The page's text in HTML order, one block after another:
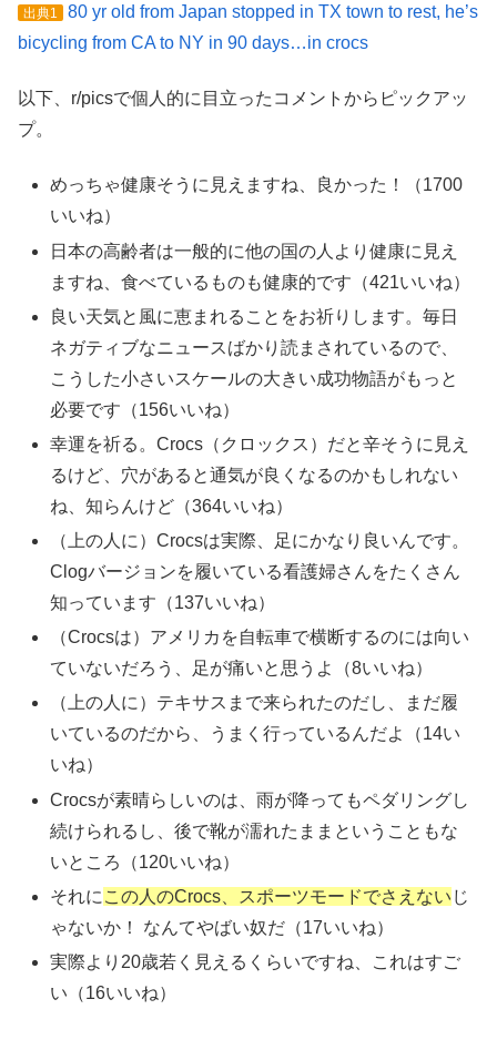
出典1
80 yr old from Japan stopped in TX town to rest, he’s
bicycling from CA to NY in 90 days…in crocs
以下、r/picsで個人的に目立ったコメントからピックアッ
プ。
めっちゃ健康そうに見えますね、良かった！（1700
いいね）
日本の高齢者は一般的に他の国の人より健康に見え
ますね、食べているものも健康的です（421いいね）
良い天気と風に恵まれることをお祈りします。毎日
ネガティブなニュースばかり読まされているので、
こうした小さいスケールの大きい成功物語がもっと
必要です（156いいね）
幸運を祈る。Crocs（クロックス）だと辛そうに見え
るけど、穴があると通気が良くなるのかもしれない
ね、知らんけど（364いいね）
（上の人に）Crocsは実際、足にかなり良いんです。
Clogバージョンを履いている看護婦さんをたくさん
知っています（137いいね）
（Crocsは）アメリカを自転車で横断するのには向い
ていないだろう、足が痛いと思うよ（8いいね）
（上の人に）テキサスまで来られたのだし、まだ履
いているのだから、うまく行っているんだよ（14い
いね）
Crocsが素晴らしいのは、雨が降ってもペダリングし
続けられるし、後で靴が濡れたままということもな
いところ（120いいね）
それに この人のCrocs、スポーツモードでさえない じ
ゃないか！ なんてやばい奴だ（17いいね）
実際より20歳若く見えるくらいですね、これはすご
い（16いいね）